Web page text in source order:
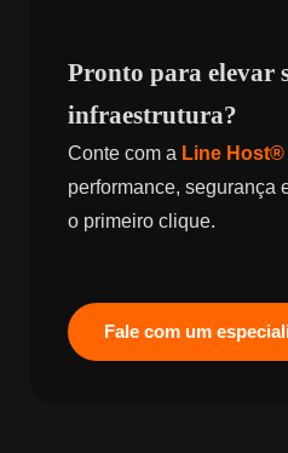
Pronto para elevar
infraestrutura?
Conte com a Line Host®
performance, segurança
o primeiro clique.
Fale com um